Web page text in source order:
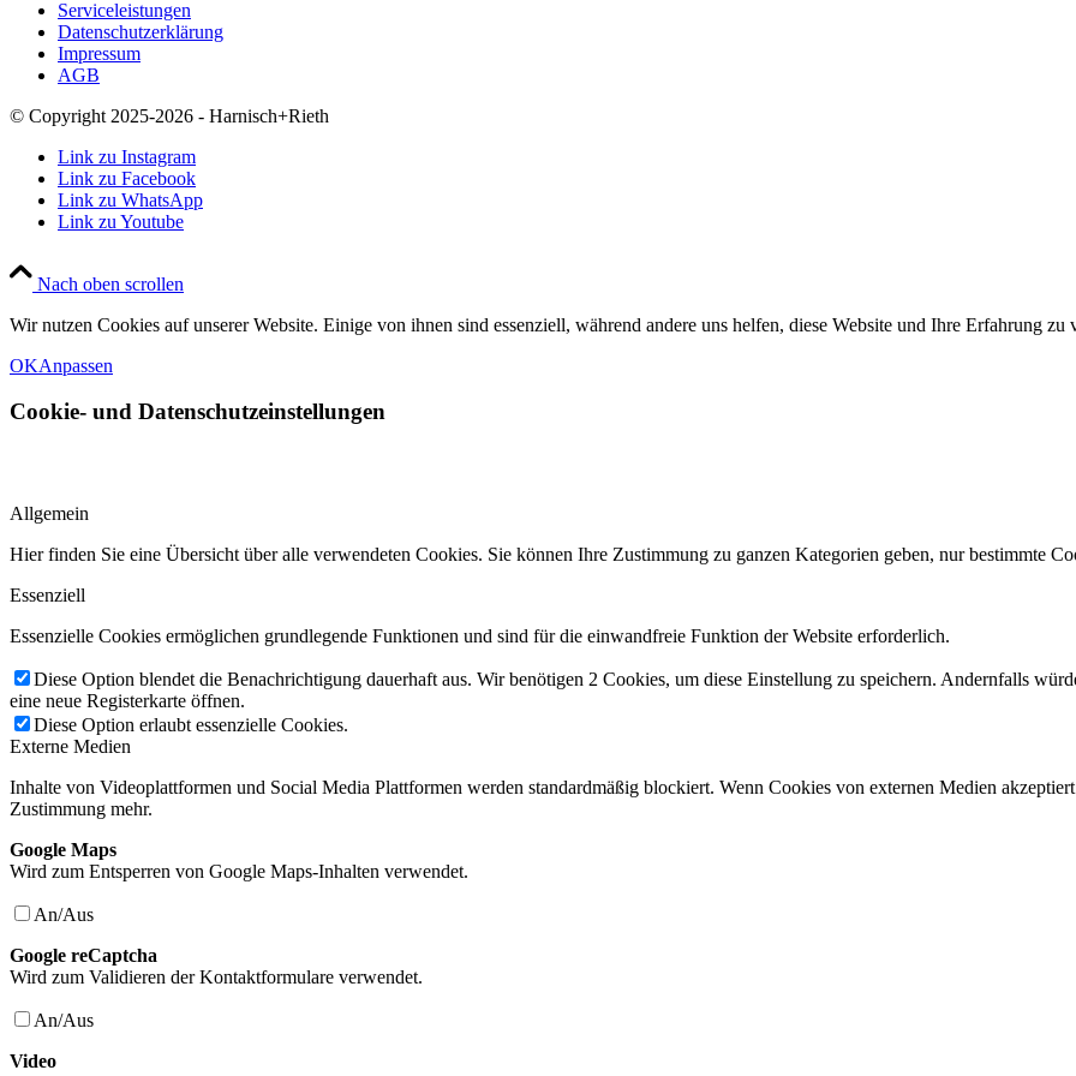
Serviceleistungen
Datenschutzerklärung
Impressum
AGB
© Copyright 2025-2026 - Harnisch+Rieth
Link zu Instagram
Link zu Facebook
Link zu WhatsApp
Link zu Youtube
Nach oben scrollen
Wir nutzen Cookies auf unserer Website. Einige von ihnen sind essenziell, während andere uns helfen, diese Website und Ihre Erfahrung zu
OKAnpassen
Cookie- und Datenschutzeinstellungen
Allgemein
Hier finden Sie eine Übersicht über alle verwendeten Cookies. Sie können Ihre Zustimmung zu ganzen Kategorien geben, nur bestimmte
Essenziell
Essenzielle Cookies ermöglichen grundlegende Funktionen und sind für die einwandfreie Funktion der Website erforderlich.
Diese Option blendet die Benachrichtigung dauerhaft aus. Wir benötigen 2 Cookies, um diese Einstellung zu speichern. Andernfalls
eine neue Registerkarte öffnen.
Diese Option erlaubt essenzielle Cookies.
Externe Medien
Inhalte von Videoplattformen und Social Media Plattformen werden standardmäßig blockiert. Wenn Cookies von externen Medien
Zustimmung mehr.
Google Maps
Wird zum Entsperren von Google Maps-Inhalten verwendet.
An/Aus
Google reCaptcha
Wird zum Validieren der Kontaktformulare verwendet.
An/Aus
Video